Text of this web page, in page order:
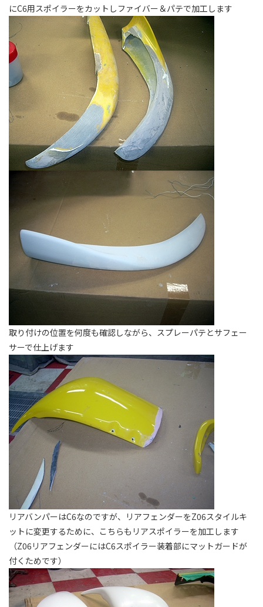
にC6用スポイラーをカットしファイバー＆パテで加工します
取り付けの位置を何度も確認しながら、スプレーパテとサフェー
サーで仕上げます
リアバンパーはC6なのですが、リアフェンダーをZ06スタイルキ
ットに変更するために、こちらもリアスポイラーを加工します
（Z06リアフェンダーにはC6スポイラー装着部にマットガードが
付くためです）